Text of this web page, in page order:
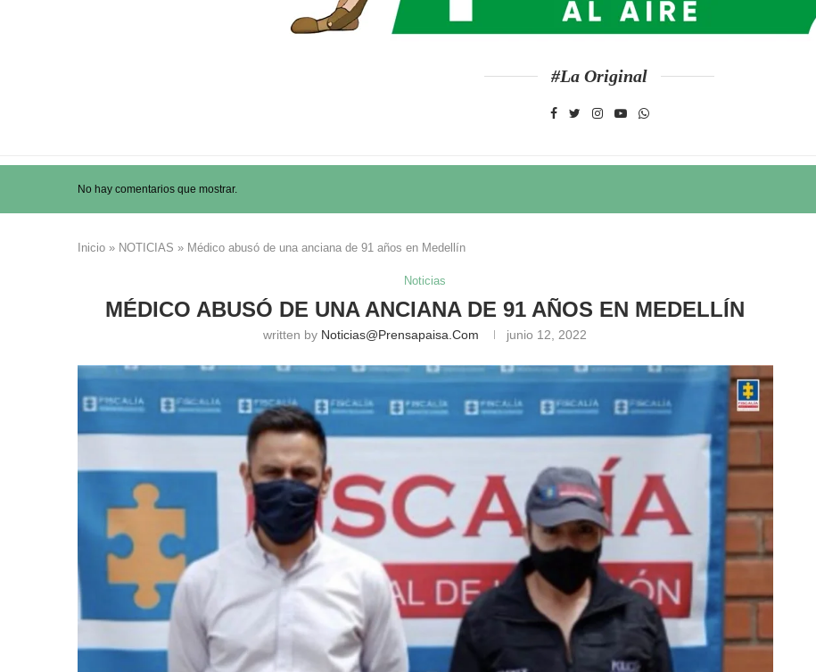
#La Original
No hay comentarios que mostrar.
Inicio » NOTICIAS » Médico abusó de una anciana de 91 años en Medellín
Noticias
MÉDICO ABUSÓ DE UNA ANCIANA DE 91 AÑOS EN MEDELLÍN
written by Noticias@prensapaisa.com junio 12, 2022